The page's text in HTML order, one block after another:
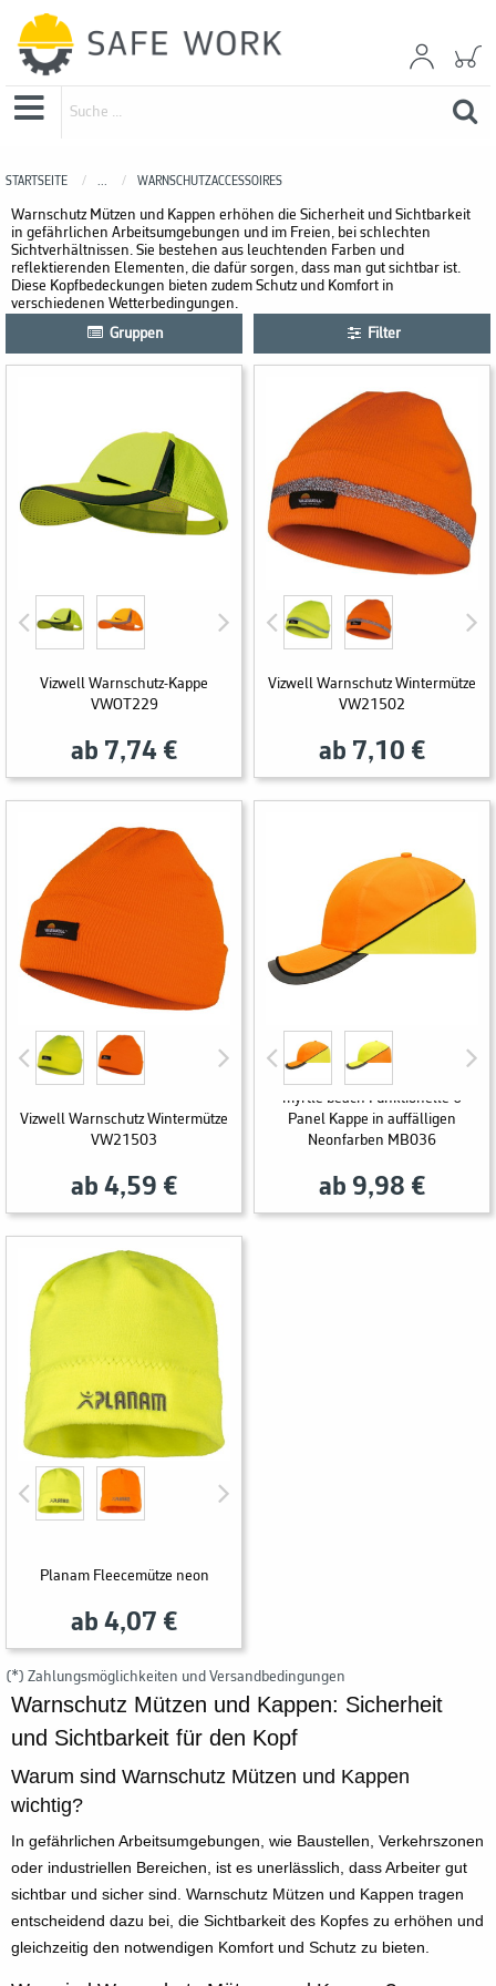
STARTSEITE ... WARNSCHUTZACCESSOIRES
Warnschutz Mützen und Kappen erhöhen die Sicherheit und Sichtbarkeit
in gefährlichen Arbeitsumgebungen und im Freien, bei schlechten
Sichtverhältnissen. Sie bestehen aus leuchtenden Farben und
reflektierenden Elementen, die dafür sorgen, dass man gut sichtbar ist.
Diese Kopfbedeckungen bieten zudem Schutz und Komfort in
verschiedenen Wetterbedingungen.
Gruppen
Filter
Vizwell Warnschutz-Kappe
VWOT229
ab 7,74 €
Vizwell Warnschutz Wintermütze
VW21502
ab 7,10 €
Vizwell Warnschutz Wintermütze
VW21503
ab 4,59 €
myrtle beach Funktionelle 6
Panel Kappe in auffälligen
Neonfarben MB036
ab 9,98 €
Planam Fleecemütze neon
ab 4,07 €
(*) Zahlungsmöglichkeiten und Versandbedingungen
Warnschutz Mützen und Kappen: Sicherheit
und Sichtbarkeit für den Kopf
Warum sind Warnschutz Mützen und Kappen
wichtig?
In gefährlichen Arbeitsumgebungen, wie Baustellen, Verkehrszonen
oder industriellen Bereichen, ist es unerlässlich, dass Arbeiter gut
sichtbar und sicher sind. Warnschutz Mützen und Kappen tragen
entscheidend dazu bei, die Sichtbarkeit des Kopfes zu erhöhen und
gleichzeitig den notwendigen Komfort und Schutz zu bieten.